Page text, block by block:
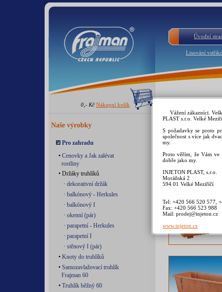
Úvodní
Lisování
0,- Kč Nákupní košík
Naše výrobky
Pro zahradu
• Cenovky a Jak zalévat
rostliny
• Držáky truhlíků
· dekorativní držák
· balkónový - Herkules
· balkónový I
· okenní (pár)
· parapetní - Herkules
· parapetní I
· stěnový I (pár)
• Knoty do truhlíků
• Samozavlažovací truhlík
Frajman 60
• Truhlík běžný 60
Náhradní díl k
Vážení zákazníci.
PLAST s.r.o. Velké
S požadavky se proto
společnost s více jak
my.
Proto věřím, že Vám ve
dobře jako my.
INJETON PLAST, s.r.o.
Moráňská 2
594 01 Velké Meziříčí
Tel: +420 566 520 577,
Fax: +420 566 523 988
Mail: prodej@injeton.cz
www.injeton.cz